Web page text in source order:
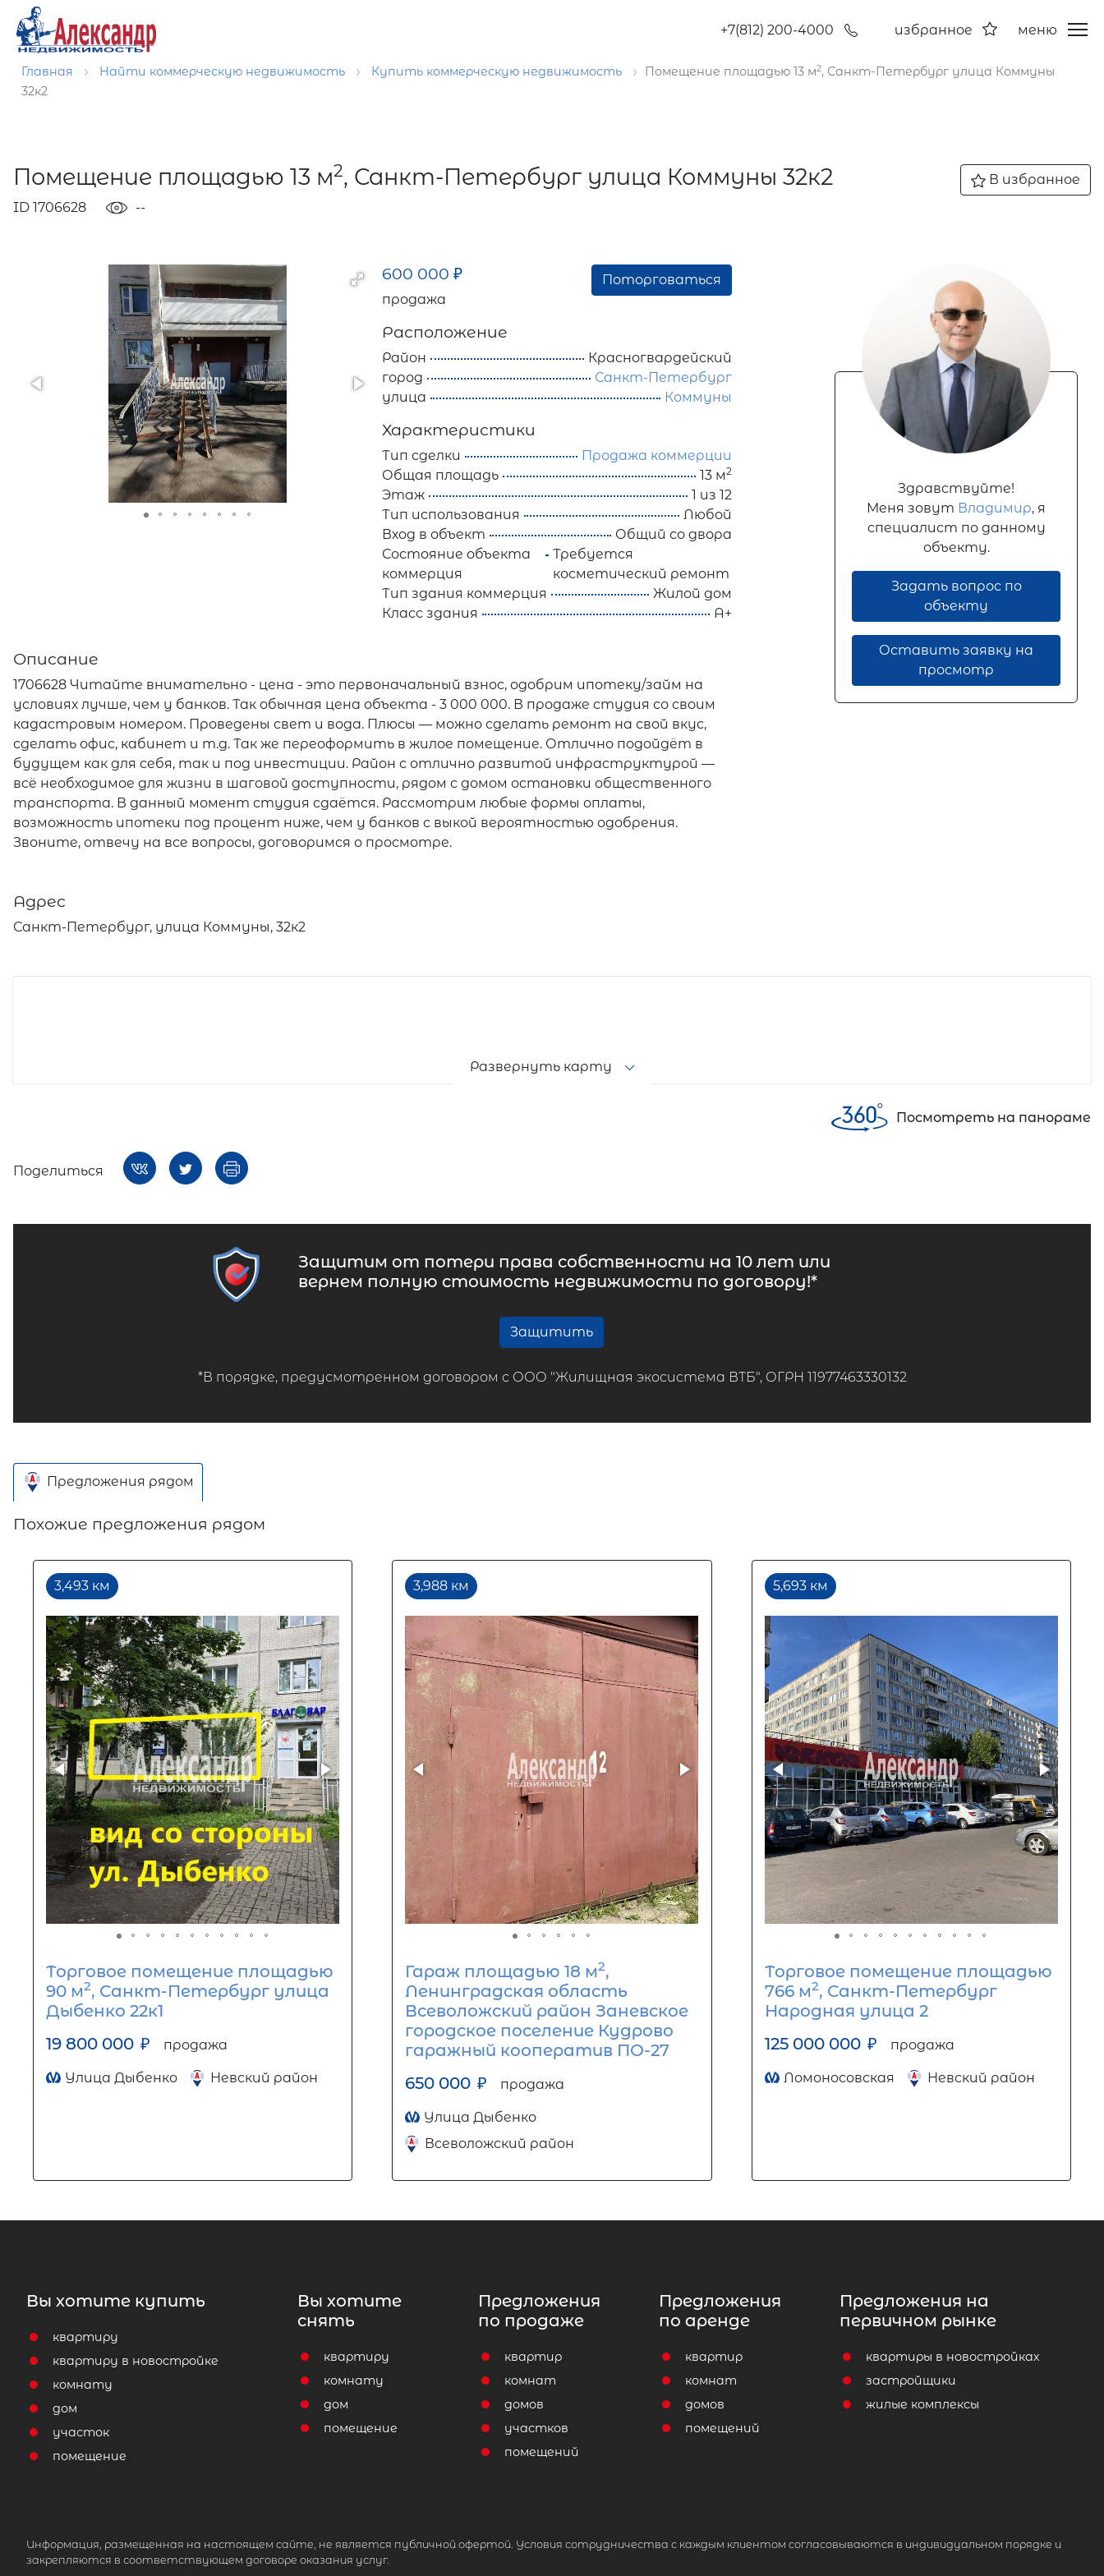
+7(812) 200-4000 избранное меню
Главная Найти коммерческую недвижимость Купить коммерческую недвижимость Помещение площадью 13 м2, Санкт-Петербург улица Коммуны
32к2
Помещение площадью 13 м2, Санкт-Петербург улица Коммуны 32к2
ID 1706628 --
В избранное
600 000₽
продажа
Поторговаться
Расположение
Район
Красногвардейский
город
Санкт-Петербург
улица
Коммуны
Характеристики
Тип сделки
Продажа коммерции
Общая площадь
13 м2
Этаж
1 из 12
Тип использования
Любой
Вход в объект
Общий со двора
Состояние объекта
коммерция
Требуется
косметический ремонт
Тип здания коммерция
Жилой дом
Класс здания
A+
Описание
1706628 Читайте внимательно - цена - это первоначальный взнос, одобрим ипотеку/займ на
условиях лучше, чем у банков. Так обычная цена объекта - 3 000 000. В продаже студия со своим
кадастровым номером. Проведены свет и вода. Плюсы — можно сделать ремонт на свой вкус,
сделать офис, кабинет и т.д. Так же переоформить в жилое помещение. Отлично подойдёт в
будущем как для себя, так и под инвестиции. Район с отлично развитой инфраструктурой —
всё необходимое для жизни в шаговой доступности, рядом с домом остановки общественного
транспорта. В данный момент студия сдаётся. Рассмотрим любые формы оплаты,
возможность ипотеки под процент ниже, чем у банков с выкой вероятностью одобрения.
Звоните, отвечу на все вопросы, договоримся о просмотре.
Здравствуйте!
Меня зовут Владимир, я
специалист по данному
объекту.
Задать вопрос по
объекту
Оставить заявку на
просмотр
Адрес
Санкт-Петербург, улица Коммуны, 32к2
Развернуть карту
Посмотреть на панораме
Поделиться
Защитим от потери права собственности на 10 лет или
вернем полную стоимость недвижимости по договору!*
Защитить
*В порядке, предусмотренном договором с ООО "Жилищная экосистема ВТБ", ОГРН 11977463330132
Предложения рядом
Похожие предложения рядом
3,493 км
Торговое помещение площадью
90 м2, Санкт-Петербург улица
Дыбенко 22к1
19 800 000 ₽ продажа
Улица Дыбенко Невский район
3,988 км
Гараж площадью 18 м2,
Ленинградская область
Всеволожский район Заневское
городское поселение Кудрово
гаражный кооператив ПО-27
650 000 ₽ продажа
Улица Дыбенко
Всеволожский район
5,693 км
Торговое помещение площадью
766 м2, Санкт-Петербург
Народная улица 2
125 000 000 ₽ продажа
Ломоносовская Невский район
Вы хотите купить
квартиру
квартиру в новостройке
комнату
дом
участок
помещение
Вы хотите
снять
квартиру
комнату
дом
помещение
Предложения
по продаже
квартир
комнат
домов
участков
помещений
Предложения
по аренде
квартир
комнат
домов
помещений
Предложения на
первичном рынке
квартиры в новостройках
застройщики
жилые комплексы
Информация, размещенная на настоящем сайте, не является публичной офертой. Условия сотрудничества с каждым клиентом согласовываются в индивидуальном порядке и
закрепляются в соответствующем договоре оказания услуг.